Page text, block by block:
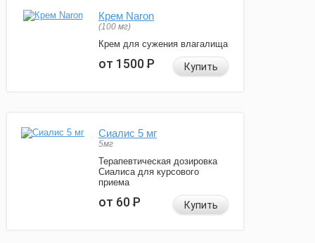
Крем Naron
(100 мг)
Крем для сужения влагалища
от 1500Р Купить
Сиалис 5 мг
5мг
Терапевтическая дозировка
Сиалиса для курсового
приема
от 60Р Купить